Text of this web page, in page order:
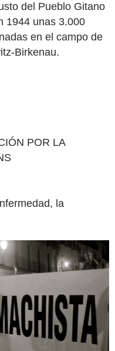
del Pueblo Gitano
1944 unas 3.000
en el campo de
Birkenau.
POR LA
la